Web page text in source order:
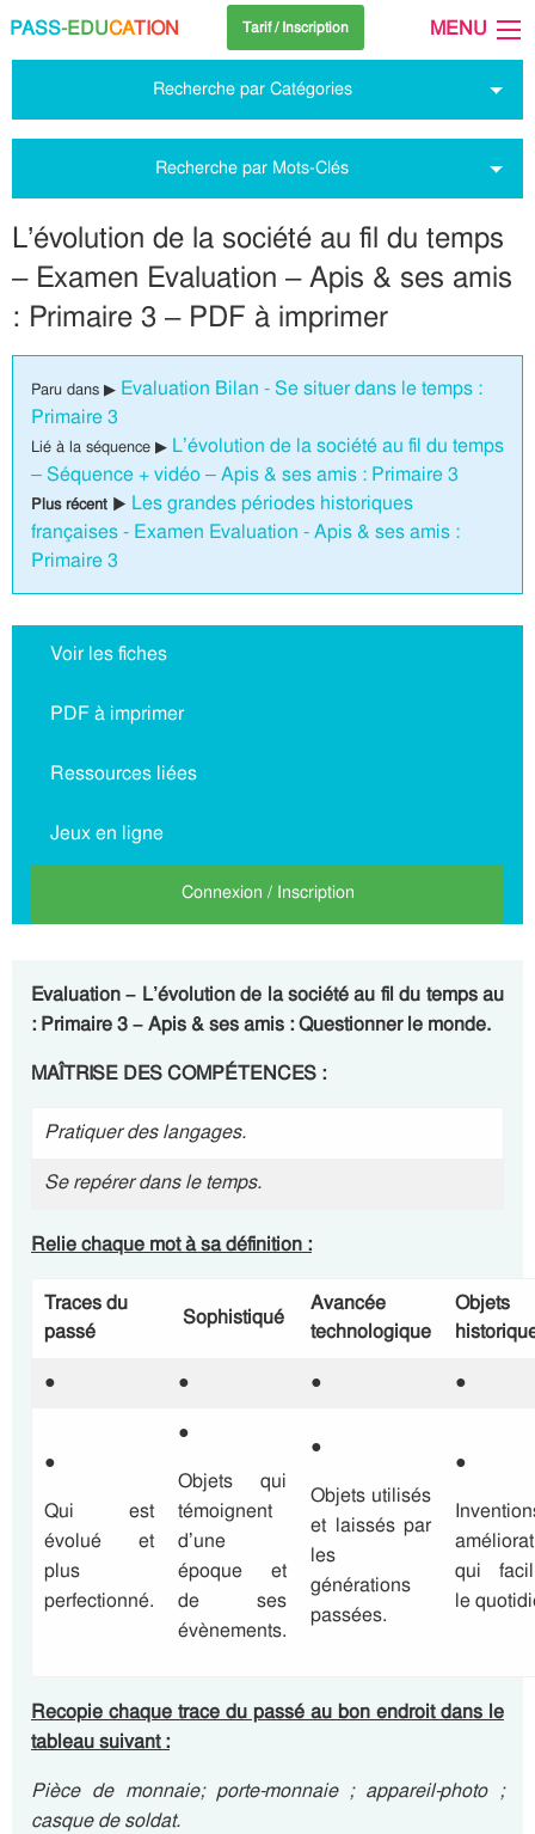
PASS-EDUCATION Tarif / Inscription MENU
Recherche par Catégories
Recherche par Mots-Clés
L’évolution de la société au fil du temps
– Examen Evaluation – Apis & ses amis
: Primaire 3 – PDF à imprimer
Paru dans ▶ Evaluation Bilan - Se situer dans le temps :
Primaire 3
Lié à la séquence ▶ L’évolution de la société au fil du temps
– Séquence + vidéo – Apis & ses amis : Primaire 3
Plus récent ▶ Les grandes périodes historiques
françaises - Examen Evaluation - Apis & ses amis :
Primaire 3
Voir les fiches
PDF à imprimer
Ressources liées
Jeux en ligne
Connexion / Inscription
Evaluation – L’évolution de la société au fil du temps au
: Primaire 3 – Apis & ses amis : Questionner le monde.
MAÎTRISE DES COMPÉTENCES :
Pratiquer des langages.
Se repérer dans le temps.
Relie chaque mot à sa définition :
Traces du
passé
Sophistiqué
Avancée
technologique
Objets
●
● ● ●
●
Qui est
évolué et
plus
perfectionné.
●
Objets qui
témoignent
d’une
époque et
de ses
évènements.
●
Objets utilisés
et laissés par
les
générations
passées.
●
qui
le
Recopie chaque trace du passé au bon endroit dans le
tableau suivant :
Pièce de monnaie; porte-monnaie ; appareil-photo ;
casque de soldat.